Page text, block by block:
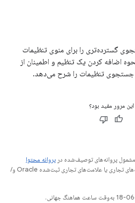
جستجوی گسترده‌تری را برای منوی تنظیمات
اضافه کردن یک تنظیم و اطمینان از
تنظیمات را شرح می‌دهد.
این مرور مفید بود؟
پروانه‌های توصیف‌شده در پروانه محتوا
هستند. جاوا و OpenJDK علامت‌های تجاری یا علامت‌های تجاری ثبت‌شده Oracle و/